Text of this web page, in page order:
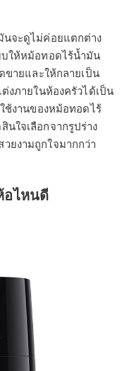
นจะดูไม่ค่อยแตกต่าง
ให้หม้อทอดไร้น้ำมัน
ขายและให้กลายเป็น
งภายในห้องครัวได้เป็น
ช้งานของหม้อทอดไร้
ใจเลือกจากรูปร่าง
ยงามถูกใจมากกว่า
อไหนดี